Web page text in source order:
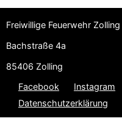
Freiwillige Feuerwehr Zolling
Bachstraße 4a
85406 Zolling
Facebook
Instagram
Datenschutzerklärung